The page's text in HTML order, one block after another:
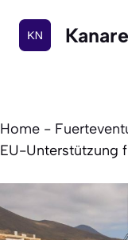
Inhalt
springen
Home -
EU-Unterstützung